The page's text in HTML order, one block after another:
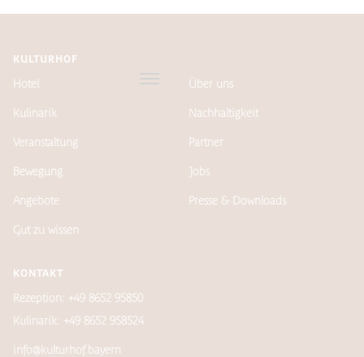
KULTURHOF
Hotel
Kulinarik
Veranstaltung
Bewegung
Angebote
Gut zu wissen
Über uns
Nachhaltigkeit
Partner
Jobs
Presse & Downloads
KONTAKT
Rezeption: +49 8652 95850
Kulinarik: +49 8652 958524
info@kulturhof.bayern